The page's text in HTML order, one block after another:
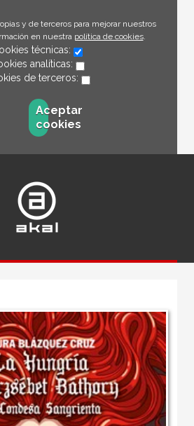
y de terceros para mejorar nuestros
en nuestra política de cookies.
técnicas:
analíticas:
de terceros:
Aceptar
cookies